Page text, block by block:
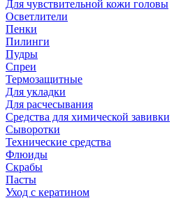
Для чувствительной кожи головы
Осветлители
Пенки
Пилинги
Пудры
Спреи
Термозащитные
Для укладки
Для расчесывания
Средства для химической завивки
Сыворотки
Технические средства
Флюиды
Скрабы
Пасты
Уход с кератином